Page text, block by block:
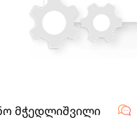
ᲛᲭᲔᲓᲚᲘᲨᲕᲘᲚᲘ